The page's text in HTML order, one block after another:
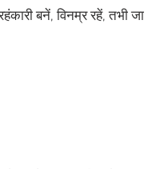
बनें, विनम्र रहें, तभी जा